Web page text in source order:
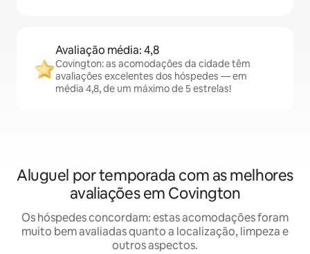
Avaliação média: 4,8
Covington: as acomodações da cidade têm
avaliações excelentes dos hóspedes — em
média 4,8, de um máximo de 5 estrelas!
Aluguel por temporada com as melhores
avaliações em Covington
Os hóspedes concordam: estas acomodações foram
muito bem avaliadas quanto a localização, limpeza e
outros aspectos.